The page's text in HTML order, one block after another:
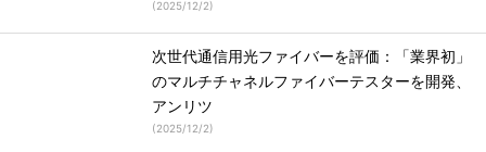
(2025/12/2)
次世代通信用光ファイバーを評価：「業界初」
のマルチチャネルファイバーテスターを開発、
アンリツ
(2025/12/2)